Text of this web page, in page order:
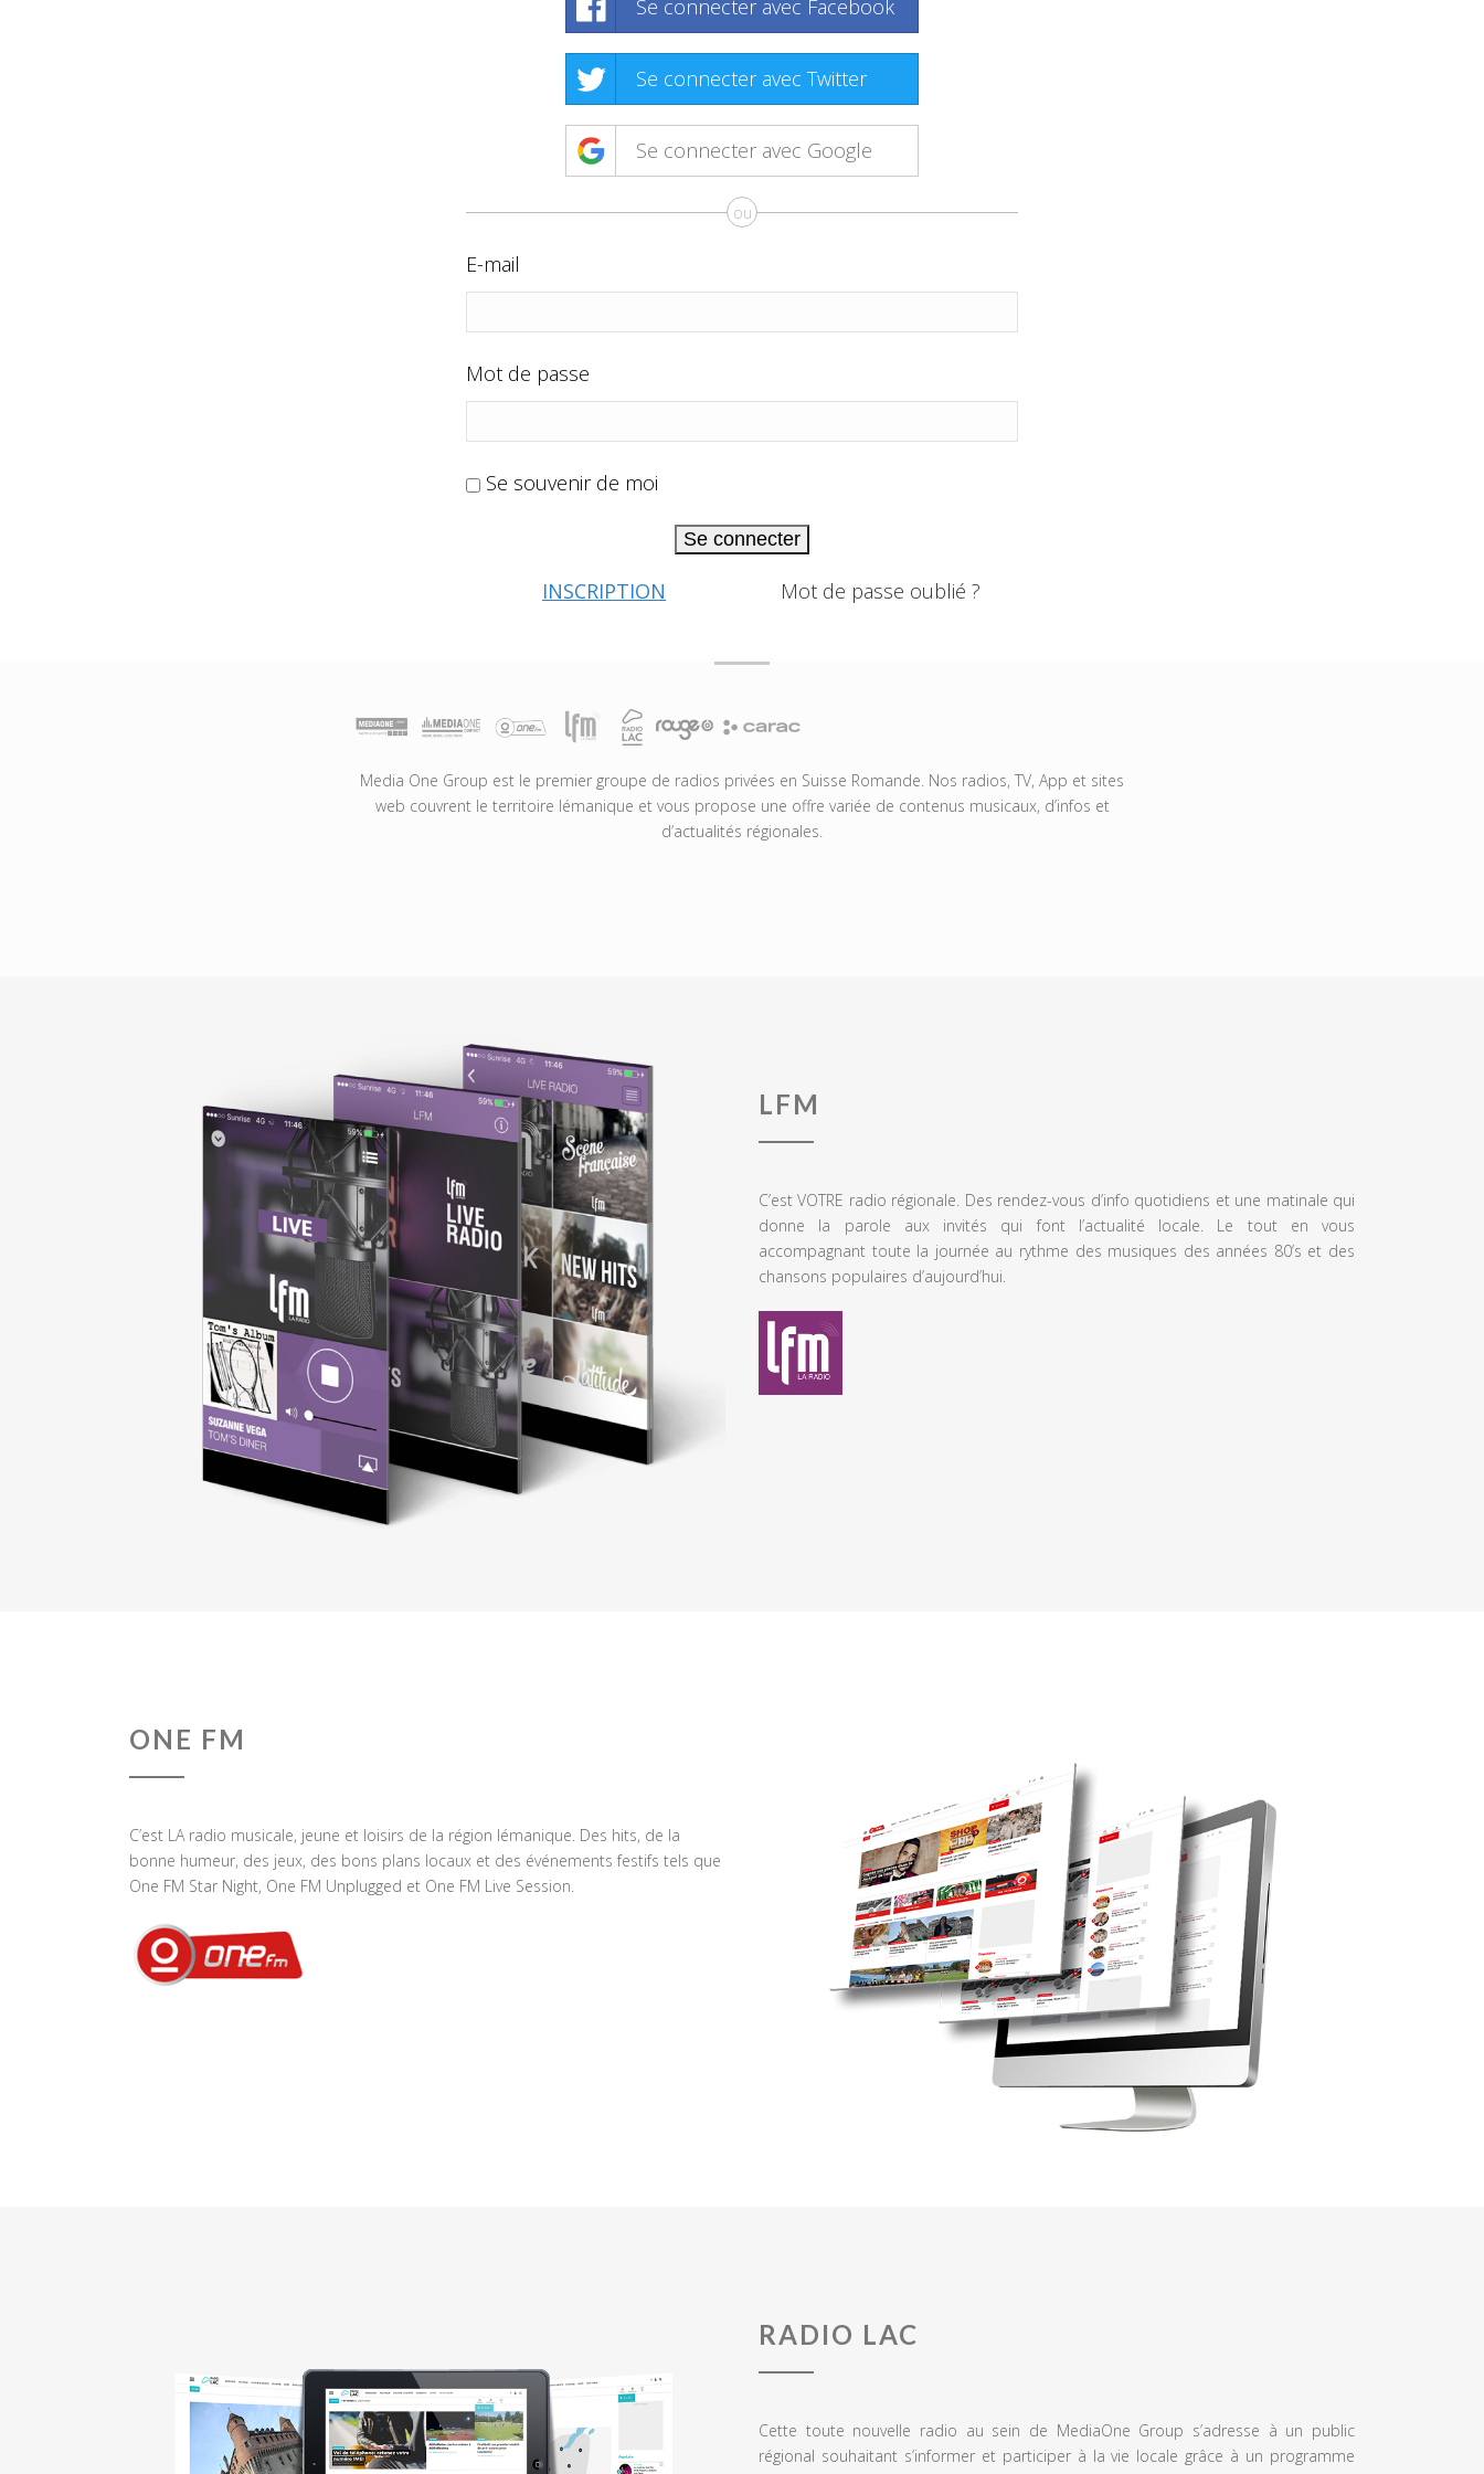
Se connecter avec Facebook
Se connecter avec Twitter
Se connecter avec Google
ou
E-mail
Mot de passe
Se souvenir de moi
Se connecter
INSCRIPTION Mot de passe oublié ?
Media One Group est le premier groupe de radios privées en Suisse Romande. Nos radios, TV, App et sites
web couvrent le territoire lémanique et vous propose une offre variée de contenus musicaux, d’infos et
d’actualités régionales.
LFM
C’est VOTRE radio régionale. Des rendez-vous d’info quotidiens et une matinale qui
donne la parole aux invités qui font l’actualité locale. Le tout en vous
accompagnant toute la journée au rythme des musiques des années 80’s et des
chansons populaires d’aujourd’hui.
ONE FM
C’est LA radio musicale, jeune et loisirs de la région lémanique. Des hits, de la
bonne humeur, des jeux, des bons plans locaux et des événements festifs tels que
One FM Star Night, One FM Unplugged et One FM Live Session.
RADIO LAC
Cette toute nouvelle radio au sein de MediaOne Group s’adresse à un public
régional souhaitant s’informer et participer à la vie locale grâce à un programme